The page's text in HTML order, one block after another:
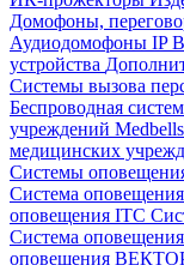
Домофоны,
Аудиодомофоны IP
устройства
Системы вызова
Беспроводная
учреждений Medbells
медицинских
Системы
Система
оповещения ITC
Система
оповещения